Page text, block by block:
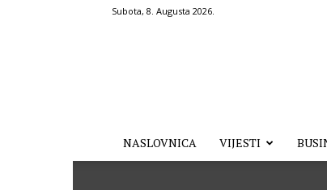
Subota, 8. Augusta 2026.
NASLOVNICA VIJESTI